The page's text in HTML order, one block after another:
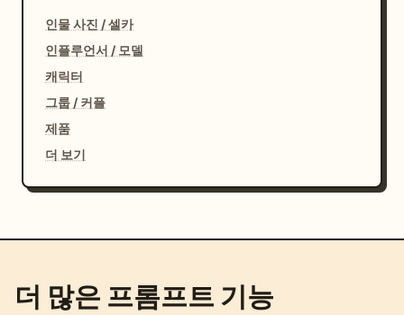
인물 사진 / 셀카
인플루언서 / 모델
캐릭터
그룹 / 커플
제품
더 보기
더 많은 프롬프트 기능